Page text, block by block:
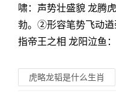
啸：声势壮盛貌 龙腾
勃。②形容笔势飞动
指帝王之相 龙阳泣鱼
虎略龙韬是什么生肖